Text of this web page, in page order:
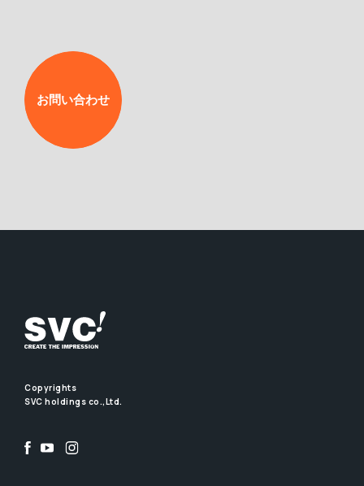
お問い合わせ
Copyrights
SVC holdings co.,Ltd.